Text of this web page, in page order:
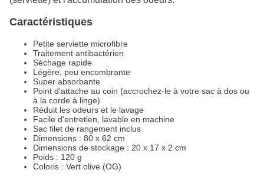
Caractéristiques
Petite serviette microfibre
Traitement antibactérien
Séchage rapide
Légère, peu encombrante
Super absorbante
Point d'attache au coin (accrochez-le à votre sac à dos ou
à la corde à linge)
Réduit les odeurs et le lavage
Facile d'entretien, lavable en machine
Sac filet de rangement inclus
Dimensions : 80 x 62 cm
Dimensions de stockage : 20 x 17 x 2 cm
Poids : 120 g
Coloris : Vert olive (OG)